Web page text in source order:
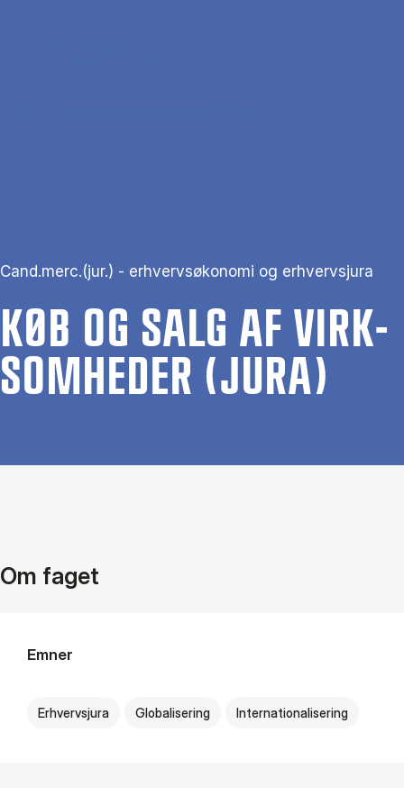
Cand.merc.(jur.) - erhvervsøkonomi og erhvervsjura
KØB OG SALG AF VIRK­
SOM­HE­DER (JURA)
Om faget
Emner
Erhvervsjura Globalisering Internationalisering